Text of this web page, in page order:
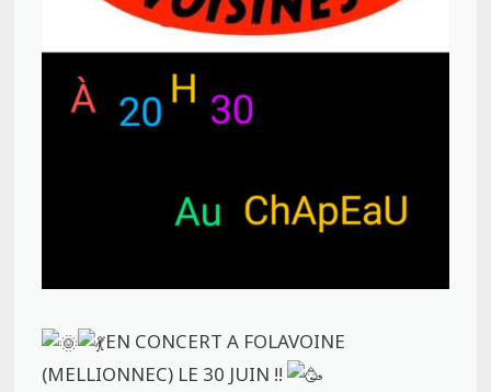
EN CONCERT A FOLAVOINE
(MELLIONNEC) LE 30 JUIN !!